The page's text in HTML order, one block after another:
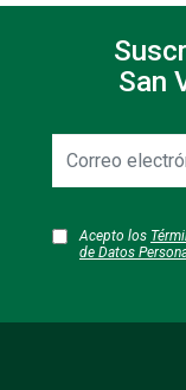
San
electrónico
Acepto los
de Datos